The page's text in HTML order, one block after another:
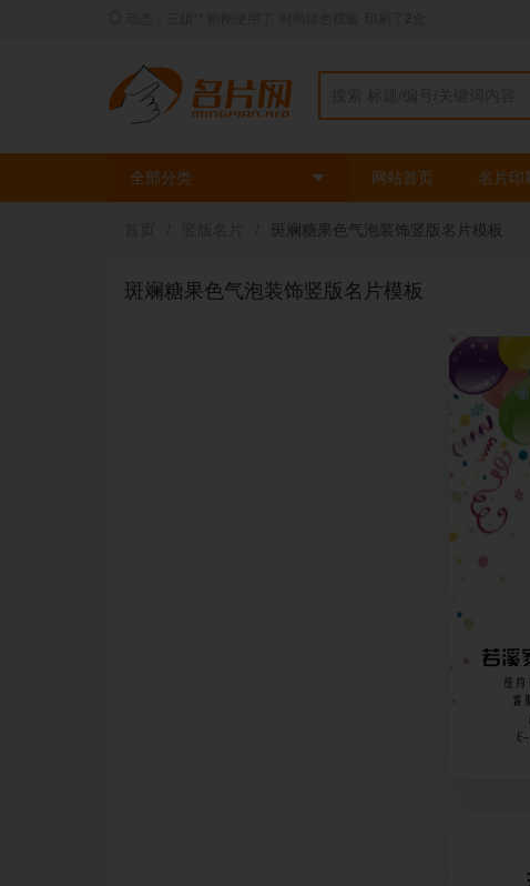
全部分类 网站首页 名片印
斑斓糖果色气泡装饰竖版名片模板
斑斓糖果色气泡装饰竖版名片模板